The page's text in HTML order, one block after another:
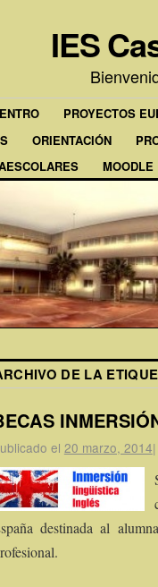
IES
PROYECTOS
ORIENTACIÓN
MOODLE
DE LA
el 20 marzo, 2014|
destinada al